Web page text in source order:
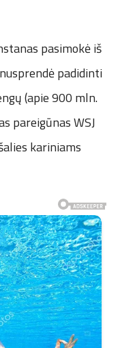
pasimokė iš
padidinti
(apie 900 mln.
pareigūnas WSJ
kariniams